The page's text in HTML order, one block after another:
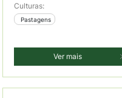
Culturas:
Pastagens
Ver mais